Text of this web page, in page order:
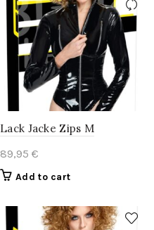
Lack Jacke Zips M
89,95 €
Add to cart